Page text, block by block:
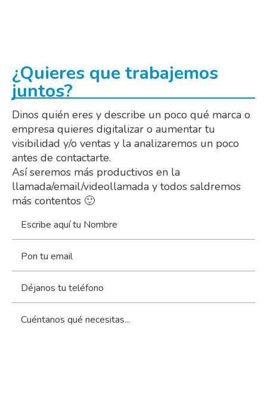
¿Quieres que trabajemos
juntos?
Dinos quién eres y describe un poco qué marca o
empresa quieres digitalizar o aumentar tu
visibilidad y/o ventas y la analizaremos un poco
antes de contactarte.
Así seremos más productivos en la
llamada/email/videollamada y todos saldremos
más contentos 🙂